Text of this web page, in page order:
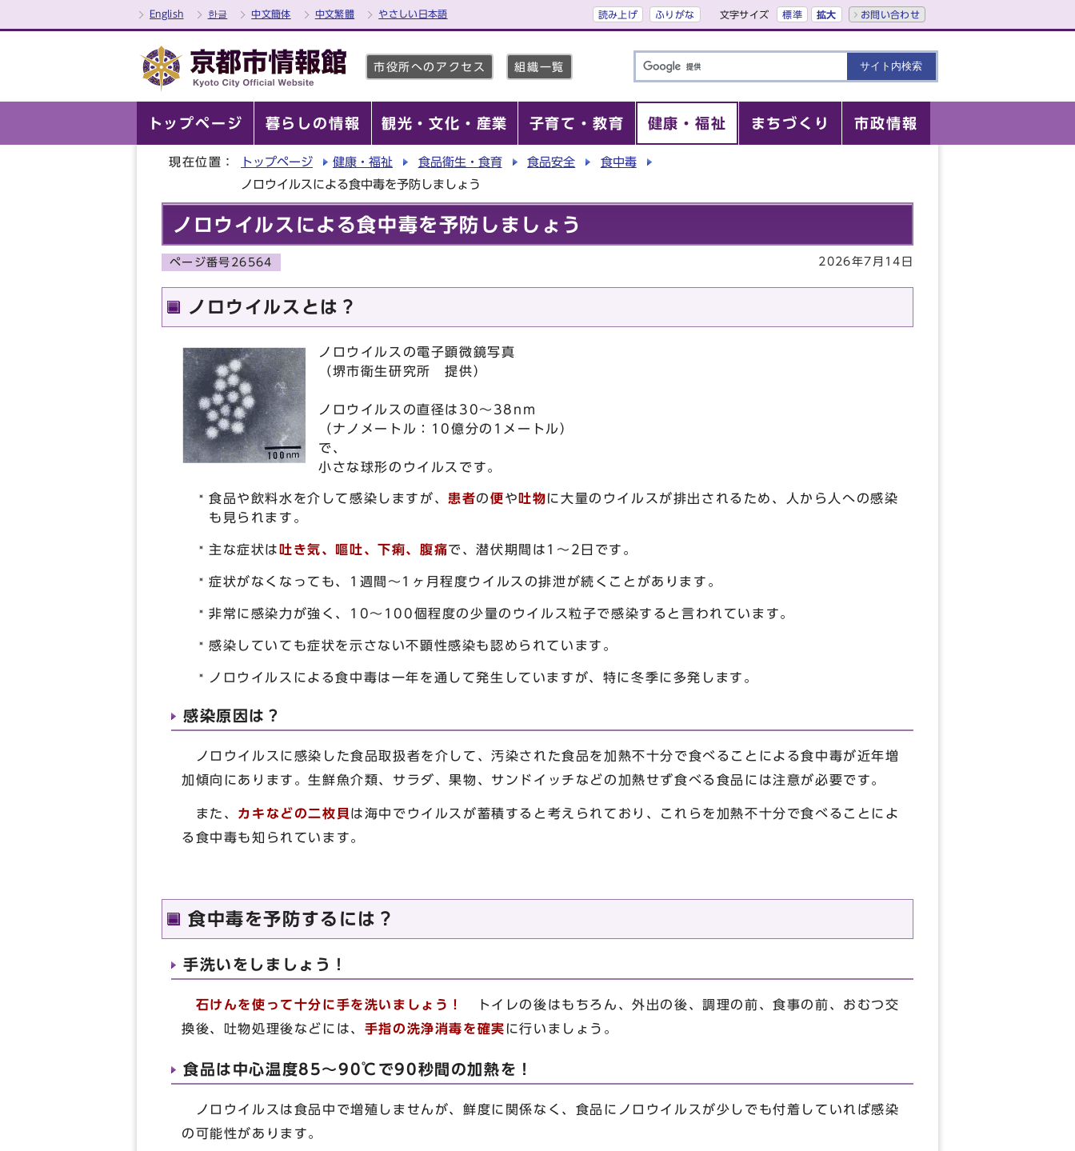
English 한글 中文簡体 中文繁體 やさしい日本語 読み上げ ふりがな 文字サイズ 標準 拡大 お問い合わせ
市役所へのアクセス 組織一覧
トップページ 暮らしの情報 観光・文化・産業 子育て・教育 健康・福祉 まちづくり 市政情報
現在位置： トップページ 健康・福祉 食品衛生・食育 食品安全
食中毒
ノロウイルスによる食中毒を予防しましょう
ノロウイルスによる食中毒を予防しましょう
ページ番号26564 2026年7月14日
ノロウイルスとは？
ノロウイルスの電子顕微鏡写真
（堺市衛生研究所 提供）
ノロウイルスの直径は30～38nm
（ナノメートル：10億分の1メートル）
で、
小さな球形のウイルスです。
食品や飲料水を介して感染しますが、 患者の便や 吐物に大量のウイルスが排出されるため、人から人への感染
も見られます。
主な症状は 吐き気、 嘔吐、下痢、腹痛で、潜伏期間は1～2日です。
症状がなくなっても、1週間～1ヶ月程度ウイルスの排泄が続くことがあります。
非常に感染力が強く、10～100個程度の少量のウイルス粒子で感染すると言われています。
感染していても症状を示さない不顕性感染も認められています。
ノロウイルスによる食中毒は一年を通して発生していますが、特に冬季に多発します。
感染原因は？
ノロウイルスに感染した食品取扱者を介して、汚染された食品を加熱不十分で食べることによる食中毒が近年増
加傾向にあります。生鮮魚介類、サラダ、果物、サンドイッチなどの加熱せず食べる食品には注意が必要です。
また、 カキなどの二枚貝 は海中でウイルスが蓄積すると考えられており、これらを加熱不十分で食べることによ
る食中毒も知られています。
食中毒を予防するには？
手洗いをしましょう！
石けんを使って十分に手を洗いましょう！
トイレの後はもちろん、外出の後、調理の前、食事の前、おむつ交
換後、吐物処理後などには、 手指の洗浄消毒を確実 に行いましょう。
食品は中心温度85～90℃で90秒間の加熱を！
ノロウイルスは食品中で増殖しませんが、鮮度に関係なく、食品にノロウイルスが少しでも付着していれば感染
の可能性があります。